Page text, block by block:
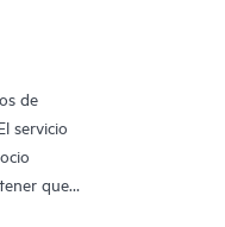
de
servicio
que